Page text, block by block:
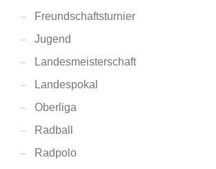
Freundschaftsturnier
Jugend
Landesmeisterschaft
Landespokal
Oberliga
Radball
Radpolo